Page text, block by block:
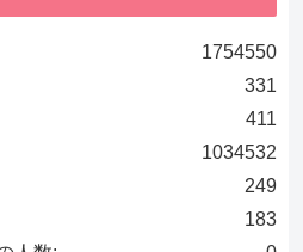
1754550
331
411
1034532
249
183